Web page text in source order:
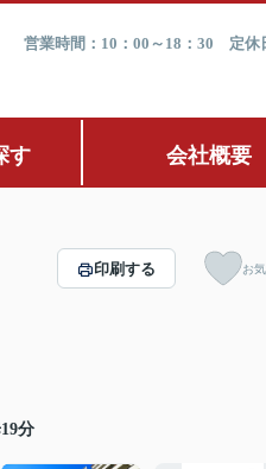
営業時間：10：00～18：30 定休
す 会社概要
分
印刷する お